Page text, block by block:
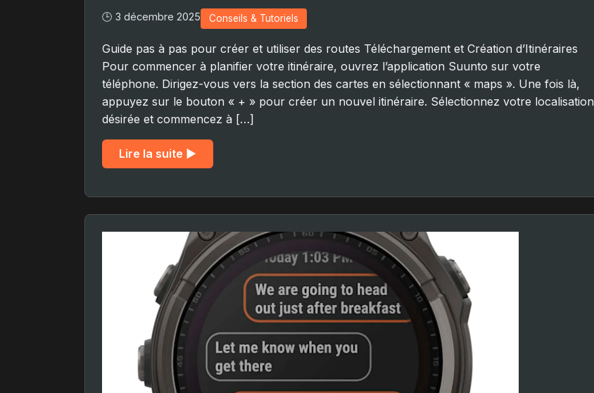
🕒 3 décembre 2025 Conseils & Tutoriels
Guide pas à pas pour créer et utiliser des routes Téléchargement et Création d’Itinéraires
Pour commencer à planifier votre itinéraire, ouvrez l’application Suunto sur votre
téléphone. Dirigez-vous vers la section des cartes en sélectionnant « maps ». Une fois là,
appuyez sur le bouton « + » pour créer un nouvel itinéraire. Sélectionnez votre localisation
désirée et commencez à […]
Lire la suite ▶︎